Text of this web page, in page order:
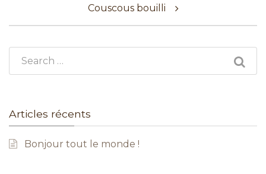
Articles récents
Bonjour tout le monde !
Couscous bouilli